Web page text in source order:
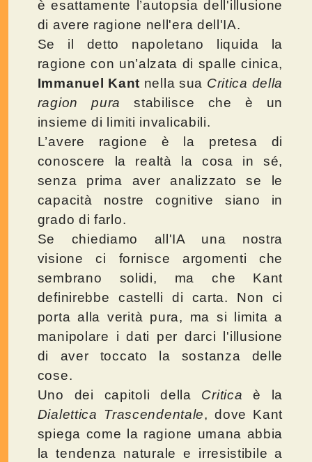
è esattamente l’autopsia dell'illusione
di avere ragione nell'era dell'IA.
Se il detto napoletano liquida la
ragione con un’alzata di spalle cinica,
Immanuel Kant nella sua Critica della
ragion pura stabilisce che è un
insieme di limiti invalicabili.
L’avere ragione è la pretesa di
conoscere la realtà la cosa in sé,
senza prima aver analizzato se le
capacità nostre cognitive siano in
grado di farlo.
Se chiediamo all'IA una nostra
visione ci fornisce argomenti che
sembrano solidi, ma che Kant
definirebbe castelli di carta. Non ci
porta alla verità pura, ma si limita a
manipolare i dati per darci l'illusione
di aver toccato la sostanza delle
cose.
Uno dei capitoli della Critica è la
Dialettica Trascendentale, dove Kant
spiega come la ragione umana abbia
la tendenza naturale e irresistibile a